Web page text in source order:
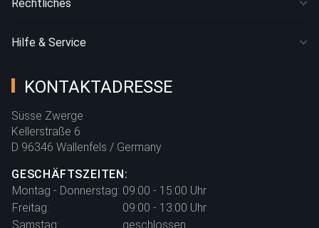
Rechtliches
Hilfe & Service
KONTAKTADRESSE
Süsse Zwerge
Kellerstraße 6
D 96346 Wallenfels / Germany
GESCHÄFTSZEITEN:
Montag - Donnerstag: 09:00 - 15:00 Uhr
Freitag:
09:00 - 13:00 Uhr
Samstag:
geschlossen